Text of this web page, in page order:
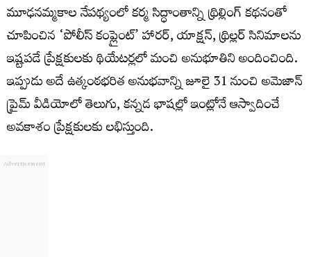
మూఢనమ్మకాల నేపథ్యంలో కర్మ సిద్ధాంతాన్ని థ్రిల్లింగ్ కథనంతో
చూపించిన ‘పోలీస్ కంప్లైంట్’ హారర్, యాక్షన్, థ్రిల్లర్ సినిమాలను
ఇష్టపడే ప్రేక్షకులకు థియేటర్లలో మంచి అనుభూతిని అందించింది.
ఇప్పుడు అదే ఉత్కంఠభరిత అనుభవాన్ని జూలై 31 నుంచి అమెజాన్
ప్రైమ్ వీడియోలో తెలుగు, కన్నడ భాషల్లో ఇంట్లోనే ఆస్వాదించే
అవకాశం ప్రేక్షకులకు లభిస్తుంది.